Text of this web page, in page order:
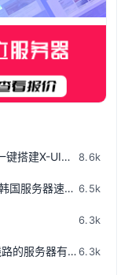
【零基础】搭建V2ray节点，一键搭建X-UI面板，目前最简单、最安全、最稳定的专属节点搭建方法，晚高峰高速稳定，4K秒开的科学上网 8.6k
韩国服务器线路速度怎么样？韩国服务器速度测评 6.5k
6.3k
什么是韩国KT服务器？这条线路的服务器有哪些特点？6.3k